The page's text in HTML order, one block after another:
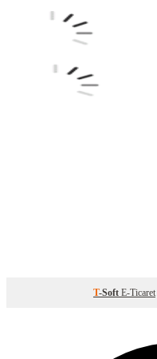
T-Soft E-Ticaret